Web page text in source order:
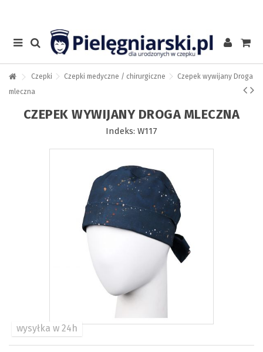
Czepki Czepki medyczne / chirurgiczne
Czepek wywijany Droga
mleczna
CZEPEK WYWIJANY DROGA MLECZNA
Indeks: W117
wysyłka w 24h